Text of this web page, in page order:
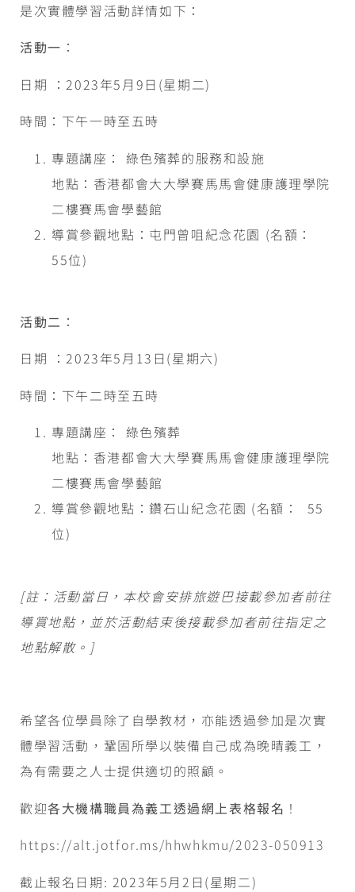
是次實體學習活動詳情如下：
活動一 ：
日期 ：2023年5月9日(星期二)
時間：下午一時至五時
專題講座： 綠色殯葬的服務和設施
地點：香港都會大大學賽馬馬會健康護理學院
二樓賽馬會學藝館
導賞參觀地點：屯門曾咀紀念花園 (名額：
55位)
活動二 ：
日期 ：2023年5月13日(星期六)
時間：下午二時至五時
專題講座： 綠色殯葬
地點：香港都會大大學賽馬馬會健康護理學院
二樓賽馬會學藝館
導賞參觀地點：鑽石山紀念花園 (名額： 55
位)
[註：活動當日，本校會安排旅遊巴接載參加者前往
導賞地點，並於活動結束後接載參加者前往指定之
地點解散。 ]
希望各位學員除了自學教材，亦能透過參加是次實
體學習活動，鞏固所學以裝備自己成為晚晴義工，
為有需要之人士提供適切的照顧。
歡迎各大機構職員為義工透過網上表格報名 ！
https://alt.jotfor.ms/hhwhkmu/2023-050913
截止報名日期: 2023年5月2日(星期二)